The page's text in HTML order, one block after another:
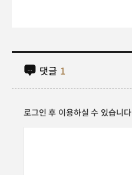
댓글 1
로그인 후 이용하실 수 있습니다